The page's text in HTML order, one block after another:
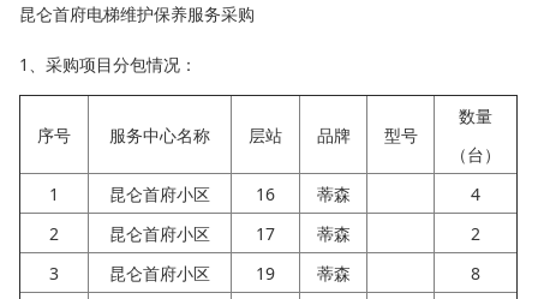
昆仑首府电梯维护保养服务采购
1、采购项目分包情况：
序号 服务中心名称 层站 品牌 型号
数量
（台）
1
昆仑首府小区 16 蒂森
4
2
昆仑首府小区 17 蒂森
2
3
昆仑首府小区 19 蒂森
8